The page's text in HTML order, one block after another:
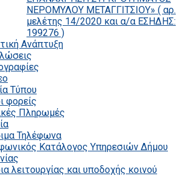
ΝΕΡΟΜΥΛΟΥ ΜΕΤΑΓΓΙΤΣΙΟΥ» ( αρ.
μελέτης 14/2020 και α/α ΕΣΗΔΗΣ:
199276 )
Ανάπτυξη
Τύπου
φορείς
Πληρωμές
Τηλέφωνα
Κατάλογος Υπηρεσιών Δήμου
λειτουργίας και υποδοχής κοινού